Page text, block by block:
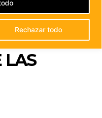
Rechazar todo
EL
LAS